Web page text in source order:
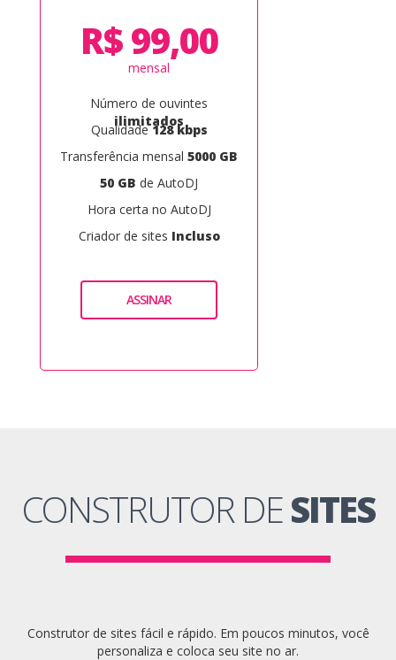
R$ 99,00
mensal
Número de ouvintes
ilimitados
Qualidade128 kbps
Transferência mensal 5000 GB
50 GB de AutoDJ
Hora certa no AutoDJ
Criador de sites Incluso
ASSINAR
CONSTRUTOR DESITES
Construtor de sites fácil e rápido. Em poucos minutos, você
personaliza e coloca seu site no ar.